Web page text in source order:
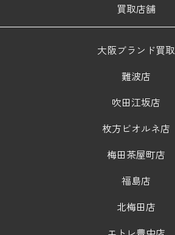
買取店舗
大阪ブランド買取
難波店
吹田江坂店
枚方ビオルネ店
梅田茶屋町店
福島店
北梅田店